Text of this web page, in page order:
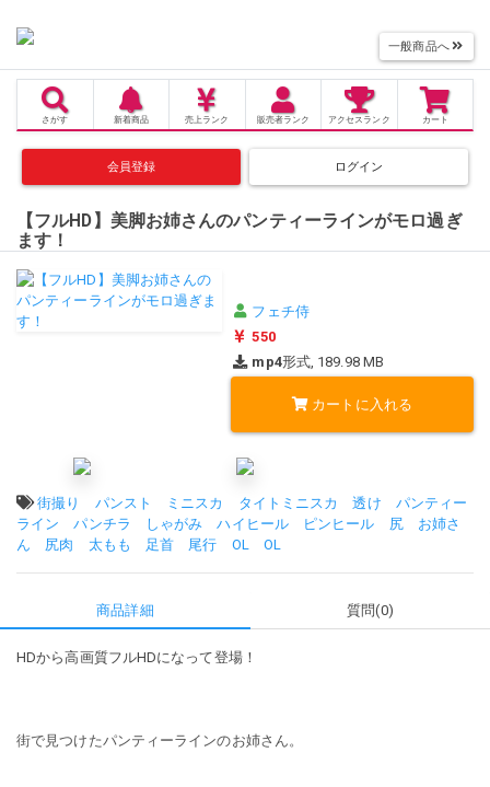
一般商品へ
さがす 新着商品 売上 ランク 販売者ランク アクセス ランク カート
会員登録 ログイン
【フルHD】美脚お姉さんのパンティーラインがモロ過ぎ
ます！
フェチ侍
550
mp4形式, 189.98 MB
カートに入れる
タグ:
街撮り パンスト ミニスカ タイトミニスカ 透け
パンティー
ライン
パンチラ しゃがみ ハイヒール ピンヒール 尻
お姉さ
ん
尻肉 太もも 足首 尾行 OL OL
商品詳細 質問(0)
HDから高画質フルHDになって登場！
街で見つけたパンティーラインのお姉さん。